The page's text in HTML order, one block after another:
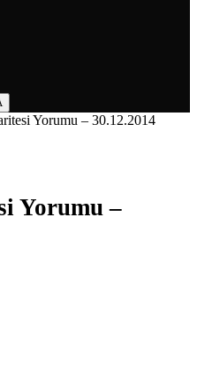
Yorumu – 30.12.2014
Yorumu –